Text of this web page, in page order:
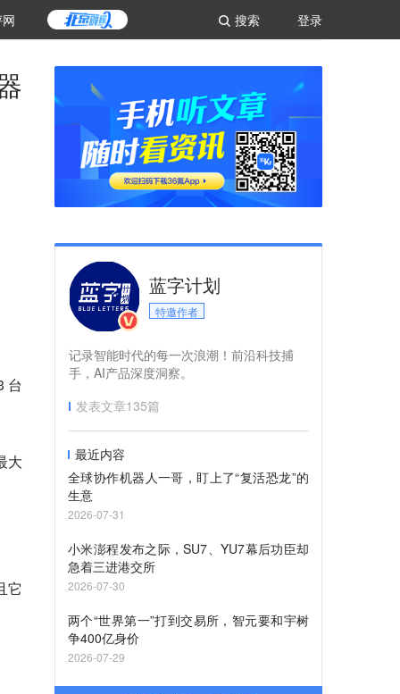
登录
搜索
台
大
它
蓝字计划
特邀作者
记录智能时代的每一次浪潮！前沿科技捕
手，AI产品深度洞察。
发表文章135篇
最近内容
全球协作机器人一哥，盯上了“复活恐龙”的
生意
2026-07-31
小米澎程发布之际，SU7、YU7幕后功臣却
急着三进港交所
2026-07-30
两个“世界第一”打到交易所，智元要和宇树
争400亿身价
2026-07-29